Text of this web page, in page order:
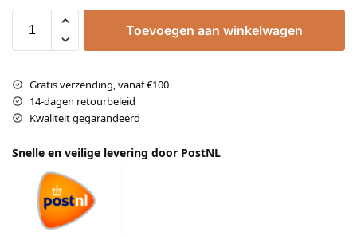
Toevoegen aan winkelwagen
Gratis verzending, vanaf €100
14-dagen retourbeleid
Kwaliteit gegarandeerd
Snelle en veilige levering door PostNL